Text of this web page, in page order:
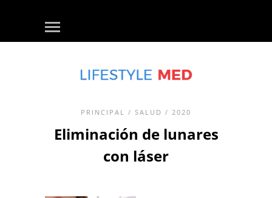
PRINCIPAL / SALUD / 2020
Eliminación de lunares
con láser